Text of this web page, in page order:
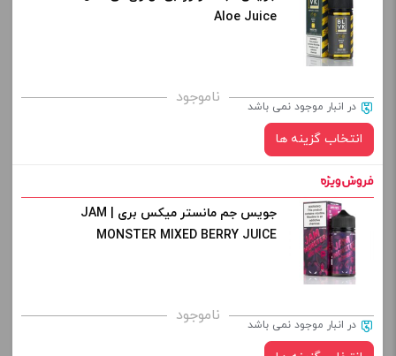
برای فعال شدن سبد خرید و نمایش قیمت ، گزینه های محصول را
از کادر بالا انتخاب کنید.
+
افزودن به سبد خرید
Aloe Juice
ناموجود در انبار موجود نمی باشد
انتخاب گزینه ها
نیکوتین:
برای فعال شدن سبد خرید و نمایش قیمت ، گزینه های محصول را
از کادر بالا انتخاب کنید.
جویس جم مانستر میکس بری | JAM
MONSTER MIXED BERRY JUICE
ناموجود در انبار موجود نمی باشد